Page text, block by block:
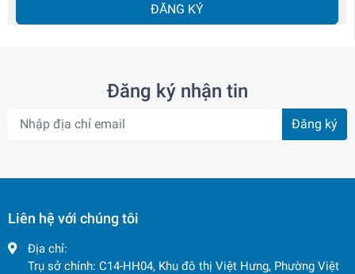
ĐĂNG KÝ
Đăng ký nhận tin
Đăng ký
Liên hệ với chúng tôi
Địa chỉ:
Trụ sở chính: C14-HH04, Khu đô thị Việt Hưng, Phường Việt